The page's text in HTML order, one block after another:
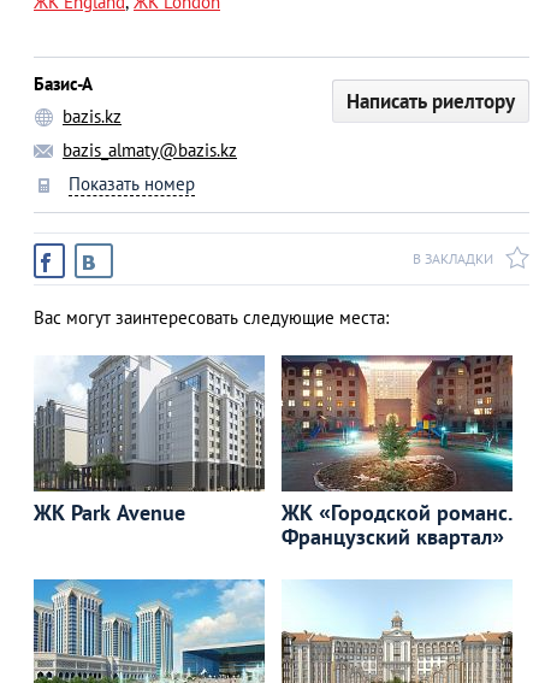
Базис-А
bazis.kz
bazis_almaty@bazis.kz
Показать номер
Написать риелтору
В ЗАКЛАДКИ
Вас могут заинтересовать следующие места:
ЖК Park Avenue
ЖК «Городской романс.
Французский квартал»